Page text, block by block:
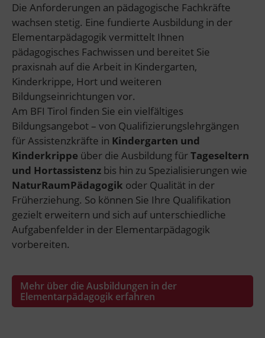
Die Anforderungen an pädagogische Fachkräfte
wachsen stetig. Eine fundierte Ausbildung in der
Elementarpädagogik vermittelt Ihnen
pädagogisches Fachwissen und bereitet Sie
praxisnah auf die Arbeit in Kindergarten,
Kinderkrippe, Hort und weiteren
Bildungseinrichtungen vor.
Am BFI Tirol finden Sie ein vielfältiges
Bildungsangebot – von Qualifizierungslehrgängen
für Assistenzkräfte in Kindergarten und
Kinderkrippe über die Ausbildung fürTageseltern
und Hortassistenz bis hin zu Spezialisierungen wie
NaturRaumPädagogik oder Qualität in der
Früherziehung. So können Sie Ihre Qualifikation
gezielt erweitern und sich auf unterschiedliche
Aufgabenfelder in der Elementarpädagogik
vorbereiten.
Mehr über die Ausbildungen in der
Elementarpädagogik erfahren